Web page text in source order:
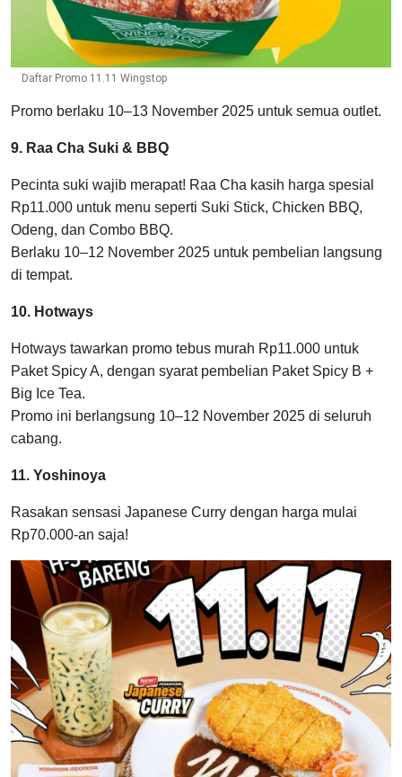
Daftar Promo 11.11 Wingstop
Promo berlaku 10–13 November 2025 untuk semua outlet.
9. Raa Cha Suki & BBQ
Pecinta suki wajib merapat! Raa Cha kasih harga spesial
Rp11.000 untuk menu seperti Suki Stick, Chicken BBQ,
Odeng, dan Combo BBQ.
Berlaku 10–12 November 2025 untuk pembelian langsung
di tempat.
10. Hotways
Hotways tawarkan promo tebus murah Rp11.000 untuk
Paket Spicy A, dengan syarat pembelian Paket Spicy B +
Big Ice Tea.
Promo ini berlangsung 10–12 November 2025 di seluruh
cabang.
11. Yoshinoya
Rasakan sensasi Japanese Curry dengan harga mulai
Rp70.000-an saja!